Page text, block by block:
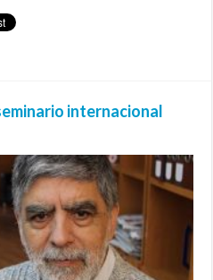
internacional